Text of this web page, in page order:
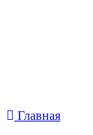
Главная